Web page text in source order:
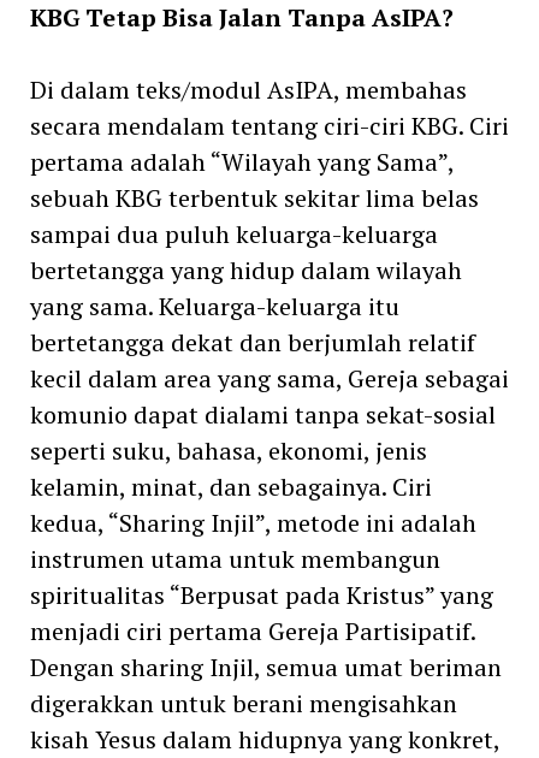
KBG Tetap Bisa Jalan Tanpa AsIPA?
Di dalam teks/modul AsIPA, membahas
secara mendalam tentang ciri-ciri KBG. Ciri
pertama adalah “Wilayah yang Sama”,
sebuah KBG terbentuk sekitar lima belas
sampai dua puluh keluarga-keluarga
bertetangga yang hidup dalam wilayah
yang sama. Keluarga-keluarga itu
bertetangga dekat dan berjumlah relatif
kecil dalam area yang sama, Gereja sebagai
komunio dapat dialami tanpa sekat-sosial
seperti suku, bahasa, ekonomi, jenis
kelamin, minat, dan sebagainya. Ciri
kedua, “Sharing Injil”, metode ini adalah
instrumen utama untuk membangun
spiritualitas “Berpusat pada Kristus” yang
menjadi ciri pertama Gereja Partisipatif.
Dengan sharing Injil, semua umat beriman
digerakkan untuk berani mengisahkan
kisah Yesus dalam hidupnya yang konkret,